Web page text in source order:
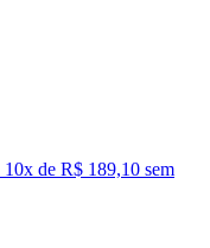
10x de R$ 189,10 sem